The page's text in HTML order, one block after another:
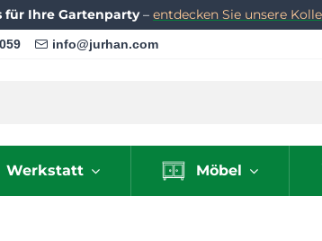
für Ihre Gartenparty– entdecken Sie unsere
info@jurhan.com
Werkstatt Möbel